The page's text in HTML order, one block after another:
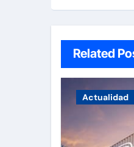
Related
Actualidad